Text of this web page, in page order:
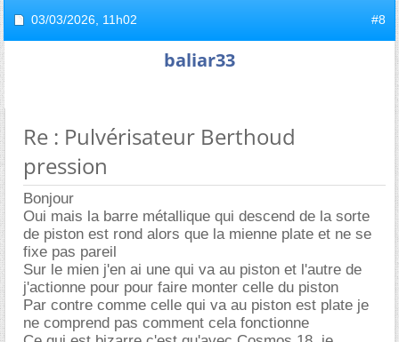
03/03/2026, 11h02 #8
baliar33
Re : Pulvérisateur Berthoud
pression
Bonjour
Oui mais la barre métallique qui descend de la sorte
de piston est rond alors que la mienne plate et ne se
fixe pas pareil
Sur le mien j'en ai une qui va au piston et l'autre de
j'actionne pour pour faire monter celle du piston
Par contre comme celle qui va au piston est plate je
ne comprend pas comment cela fonctionne